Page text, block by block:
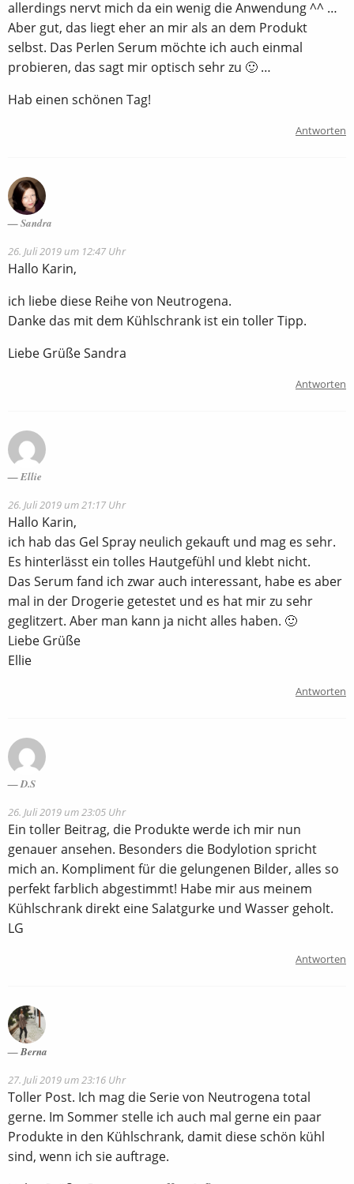
allerdings nervt mich da ein wenig die Anwendung ^^ …
Aber gut, das liegt eher an mir als an dem Produkt
selbst. Das Perlen Serum möchte ich auch einmal
probieren, das sagt mir optisch sehr zu 🙂 …
Hab einen schönen Tag!
Antworten
Sandra
26. Juli 2019 um 12:47 Uhr
Hallo Karin,
ich liebe diese Reihe von Neutrogena.
Danke das mit dem Kühlschrank ist ein toller Tipp.
Liebe Grüße Sandra
Antworten
Ellie
26. Juli 2019 um 21:17 Uhr
Hallo Karin,
ich hab das Gel Spray neulich gekauft und mag es sehr.
Es hinterlässt ein tolles Hautgefühl und klebt nicht.
Das Serum fand ich zwar auch interessant, habe es aber
mal in der Drogerie getestet und es hat mir zu sehr
geglitzert. Aber man kann ja nicht alles haben. 🙂
Liebe Grüße
Ellie
Antworten
D.S
26. Juli 2019 um 23:05 Uhr
Ein toller Beitrag, die Produkte werde ich mir nun
genauer ansehen. Besonders die Bodylotion spricht
mich an. Kompliment für die gelungenen Bilder, alles so
perfekt farblich abgestimmt! Habe mir aus meinem
Kühlschrank direkt eine Salatgurke und Wasser geholt.
LG
Antworten
Berna
27. Juli 2019 um 23:16 Uhr
Toller Post. Ich mag die Serie von Neutrogena total
gerne. Im Sommer stelle ich auch mal gerne ein paar
Produkte in den Kühlschrank, damit diese schön kühl
sind, wenn ich sie auftrage.